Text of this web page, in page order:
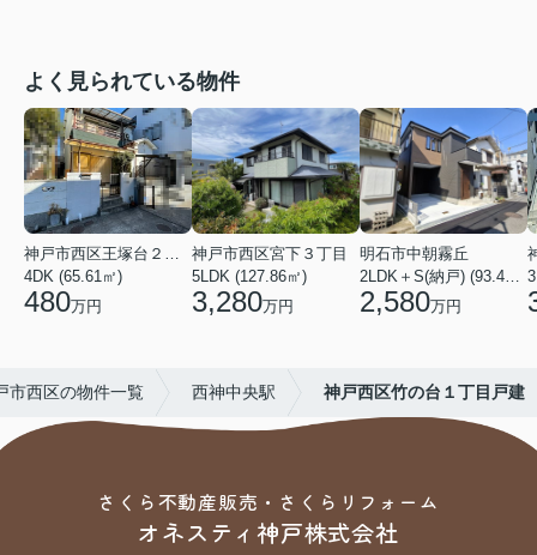
よく見られている物件
4DK (65.61㎡)
480万円
神戸市西区宮下３丁目
5LDK (127.86㎡)
3,280万円
明石市中朝霧丘
2,580万円
市西区の物件一覧 西神中央駅 神戸西区竹の台１丁目戸建
さくら不動産販売・さくらリフォーム
オネスティ神戸株式会社